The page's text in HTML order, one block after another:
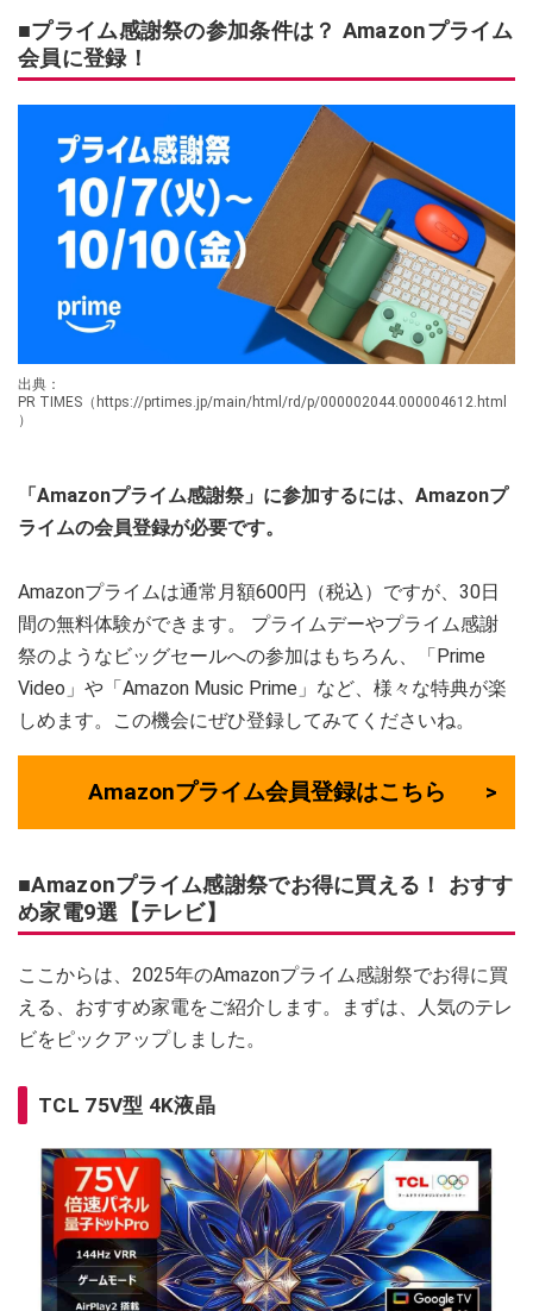
■プライム感謝祭の参加条件は？ Amazonプライム
会員に登録！
出典：
PR TIMES（https://prtimes.jp/main/html/rd/p/000002044.000004612.html
）
「Amazonプライム感謝祭」に参加するには、Amazonプ
ライムの会員登録が必要です。
Amazonプライムは通常月額600円（税込）ですが、30日
間の無料体験ができます。 プライムデーやプライム感謝
祭のようなビッグセールへの参加はもちろん、「Prime
Video」や「Amazon Music Prime」など、様々な特典が楽
しめます。この機会にぜひ登録してみてくださいね。
Amazonプライム会員登録はこちら
■Amazonプライム感謝祭でお得に買える！ おすす
め家電9選【テレビ】
ここからは、2025年のAmazonプライム感謝祭でお得に買
える、おすすめ家電をご紹介します。まずは、人気のテレ
ビをピックアップしました。
TCL 75V型 4K液晶